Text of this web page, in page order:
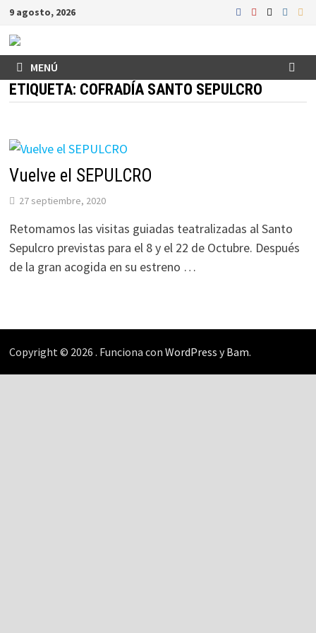
Saltar
contenido
9 agosto, 2026
MENÚ
ETIQUETA: COFRADÍA SANTO SEPULCRO
Vuelve el SEPULCRO
27 septiembre, 2020
Retomamos las visitas guiadas teatralizadas al Santo
Sepulcro previstas para el 8 y el 22 de Octubre. Después
de la gran acogida en su estreno …
Copyright © 2026 . Funciona con WordPress yBam.